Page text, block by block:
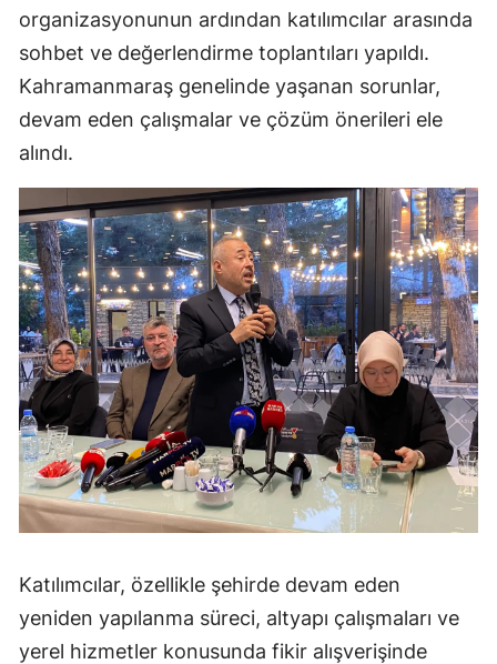
organizasyonunun ardından katılımcılar arasında
sohbet ve değerlendirme toplantıları yapıldı.
Kahramanmaraş genelinde yaşanan sorunlar,
devam eden çalışmalar ve çözüm önerileri ele
alındı.
Katılımcılar, özellikle şehirde devam eden
yeniden yapılanma süreci, altyapı çalışmaları ve
yerel hizmetler konusunda fikir alışverişinde